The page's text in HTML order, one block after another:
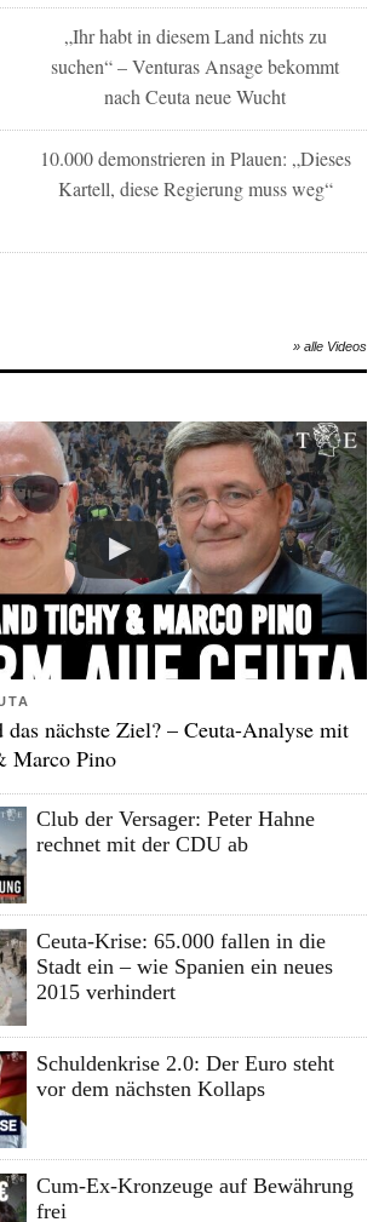
„Ihr habt in diesem Land nichts zu
suchen“ – Venturas Ansage bekommt
nach Ceuta neue Wucht
10.000 demonstrieren in Plauen: „Dieses
Kartell, diese Regierung muss weg“
» alle Videos
das nächste Ziel? – Ceuta-Analyse mit
Marco Pino
Club der Versager: Peter Hahne
rechnet mit der CDU ab
Ceuta-Krise: 65.000 fallen in die
Stadt ein – wie Spanien ein neues
2015 verhindert
Schuldenkrise 2.0: Der Euro steht
vor dem nächsten Kollaps
Cum-Ex-Kronzeuge auf Bewährung
frei